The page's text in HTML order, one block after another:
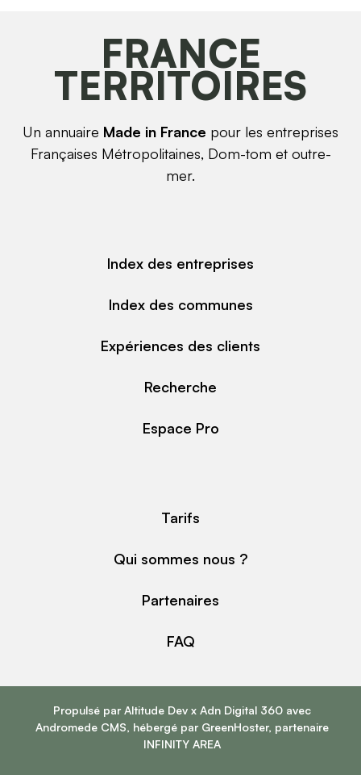
FRANCE
TERRITOIRES
Un annuaire Made in France pour les entreprises
Françaises Métropolitaines, Dom-tom et outre-
mer.
Index des entreprises
Index des communes
Expériences des clients
Recherche
Espace Pro
Tarifs
Qui sommes nous ?
Partenaires
FAQ
Propulsé par Altitude Devx Adn Digital 360avec
Andromede CMS, hébergé par GreenHoster, partenaire
INFINITY AREA